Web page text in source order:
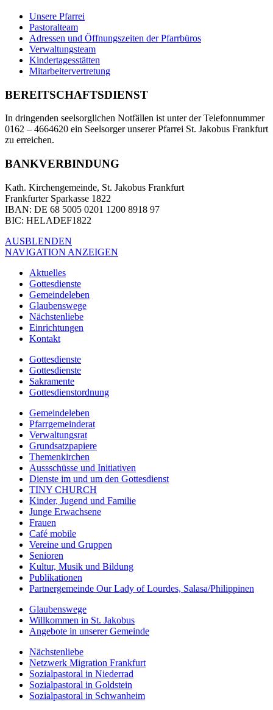
Unsere Pfarrei
Pastoralteam
Adressen und Öffnungszeiten der Pfarrbüros
Verwaltungsteam
Kindertagesstätten
Mitarbeitervertretung
BEREITSCHAFTSDIENST
In dringenden seelsorglichen Notfällen ist unter der Telefonnummer
0162 – 4664620 ein Seelsorger unserer Pfarrei St. Jakobus Frankfurt
zu erreichen.
BANKVERBINDUNG
Kath. Kirchengemeinde, St. Jakobus Frankfurt
Frankfurter Sparkasse 1822
IBAN: DE 68 5005 0201 1200 8918 97
BIC: HELADEF1822
AUSBLENDEN
NAVIGATION ANZEIGEN
Aktuelles
Gottesdienste
Gemeindeleben
Glaubenswege
Nächstenliebe
Einrichtungen
Kontakt
Gottesdienste
Gottesdienste
Sakramente
Gottesdienstordnung
Gemeindeleben
Pfarrgemeinderat
Verwaltungsrat
Grundsatzpapiere
Themenkirchen
Aussschüsse und Initiativen
Dienste im und um den Gottesdienst
TINY CHURCH
Kinder, Jugend und Familie
Junge Erwachsene
Frauen
Café mobile
Vereine und Gruppen
Senioren
Kultur, Musik und Bildung
Publikationen
Partnergemeinde Our Lady of Lourdes, Salasa/Philippinen
Glaubenswege
Willkommen in St. Jakobus
Angebote in unserer Gemeinde
Nächstenliebe
Netzwerk Migration Frankfurt
Sozialpastoral in Niederrad
Sozialpastoral in Goldstein
Sozialpastoral in Schwanheim